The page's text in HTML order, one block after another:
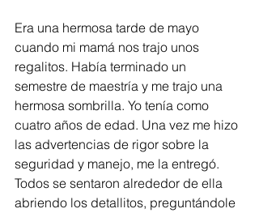
Era una hermosa tarde de mayo
cuando mi mamá nos trajo unos
regalitos. Había terminado un
semestre de maestría y me trajo una
hermosa sombrilla. Yo tenía como
cuatro años de edad. Una vez me hizo
las advertencias de rigor sobre la
seguridad y manejo, me la entregó.
Todos se sentaron alrededor de ella
abriendo los detallitos, preguntándole